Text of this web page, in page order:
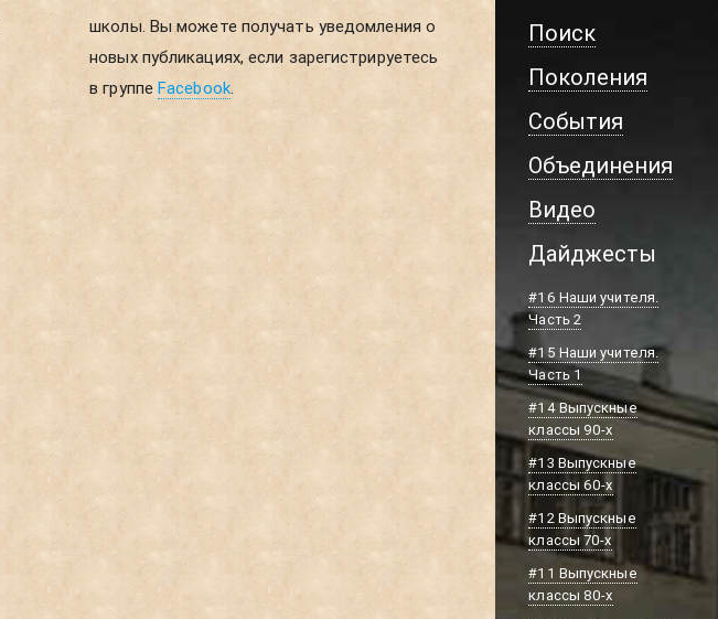
в группеFacebook.
Поиск
Поколения
События
Объединения
Видео
Дайджесты
#16 Наши учителя.
Часть 2
#15 Наши учителя.
Часть 1
#14 Выпускные
классы 90-х
#13 Выпускные
классы 60-х
#12 Выпускные
классы 70-х
#11 Выпускные
классы 80-х